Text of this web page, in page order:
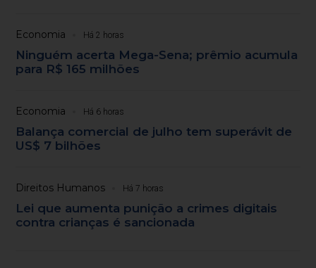
Economia Há 2 horas
Ninguém acerta Mega-Sena; prêmio acumula
para R$ 165 milhões
Economia Há 6 horas
Balança comercial de julho tem superávit de
US$ 7 bilhões
Direitos Humanos Há 7 horas
Lei que aumenta punição a crimes digitais
contra crianças é sancionada